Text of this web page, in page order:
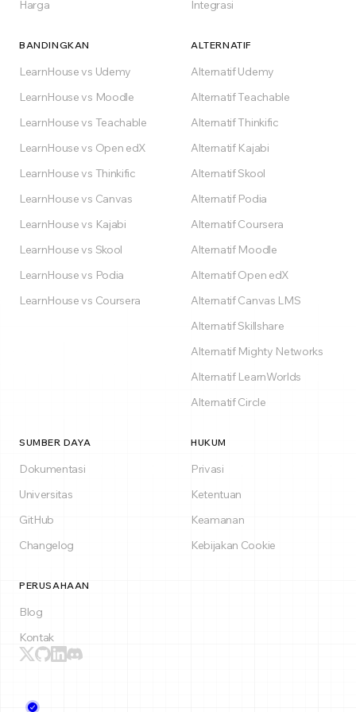
Harga
Integrasi
BANDINGKAN
LearnHouse vs Udemy
LearnHouse vs Moodle
LearnHouse vs Teachable
LearnHouse vs Open edX
LearnHouse vs Thinkific
LearnHouse vs Canvas
LearnHouse vs Kajabi
LearnHouse vs Skool
LearnHouse vs Podia
LearnHouse vs Coursera
ALTERNATIF
Alternatif Udemy
Alternatif Teachable
Alternatif Thinkific
Alternatif Kajabi
Alternatif Skool
Alternatif Podia
Alternatif Coursera
Alternatif Moodle
Alternatif Open edX
Alternatif Canvas LMS
Alternatif Skillshare
Alternatif Mighty Networks
Alternatif LearnWorlds
Alternatif Circle
SUMBER DAYA
Dokumentasi
Universitas
GitHub
Changelog
HUKUM
Privasi
Ketentuan
Keamanan
Kebijakan Cookie
PERUSAHAAN
Blog
Kontak